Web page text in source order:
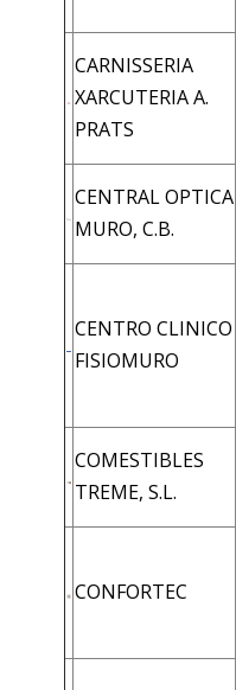
CARNISSERIA
XARCUTERIA A.
PRATS
CENTRAL OPTICA
MURO, C.B.
CENTRO CLINICO
FISIOMURO
COMESTIBLES
TREME, S.L.
CONFORTEC